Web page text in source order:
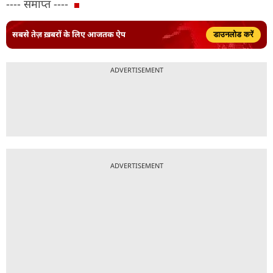
---- समाप्त ----
सबसे तेज़ ख़बरों के लिए आजतक ऐप डाउनलोड करें
ADVERTISEMENT
ADVERTISEMENT